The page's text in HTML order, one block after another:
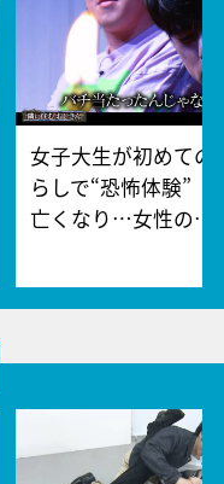
女子大生が初めての
らしで“恐怖体験”
亡くなり…女性の…